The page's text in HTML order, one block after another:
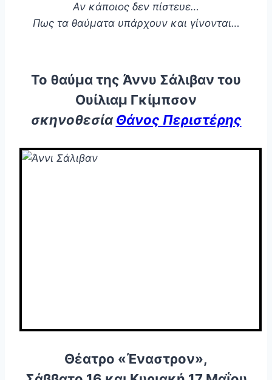
Αν κάποιος δεν πίστευε…
Πως τα θαύματα υπάρχουν και γίνονται…
Το θαύμα της Άννυ Σάλιβαν του
Ουίλιαμ Γκίμπσον
σκηνοθεσίαΘάνος Περιστέρης
Θέατρο «Έναστρον»,